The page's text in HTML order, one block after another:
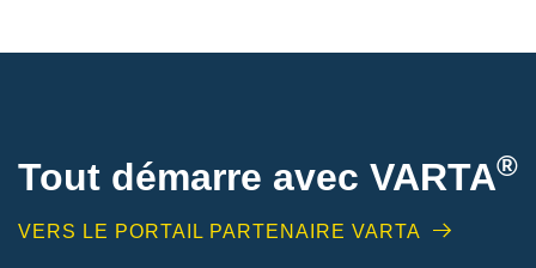
Tout démarre avec VARTA®
VERS LE PORTAIL PARTENAIRE VARTA